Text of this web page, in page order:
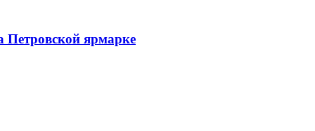
Петровской ярмарке